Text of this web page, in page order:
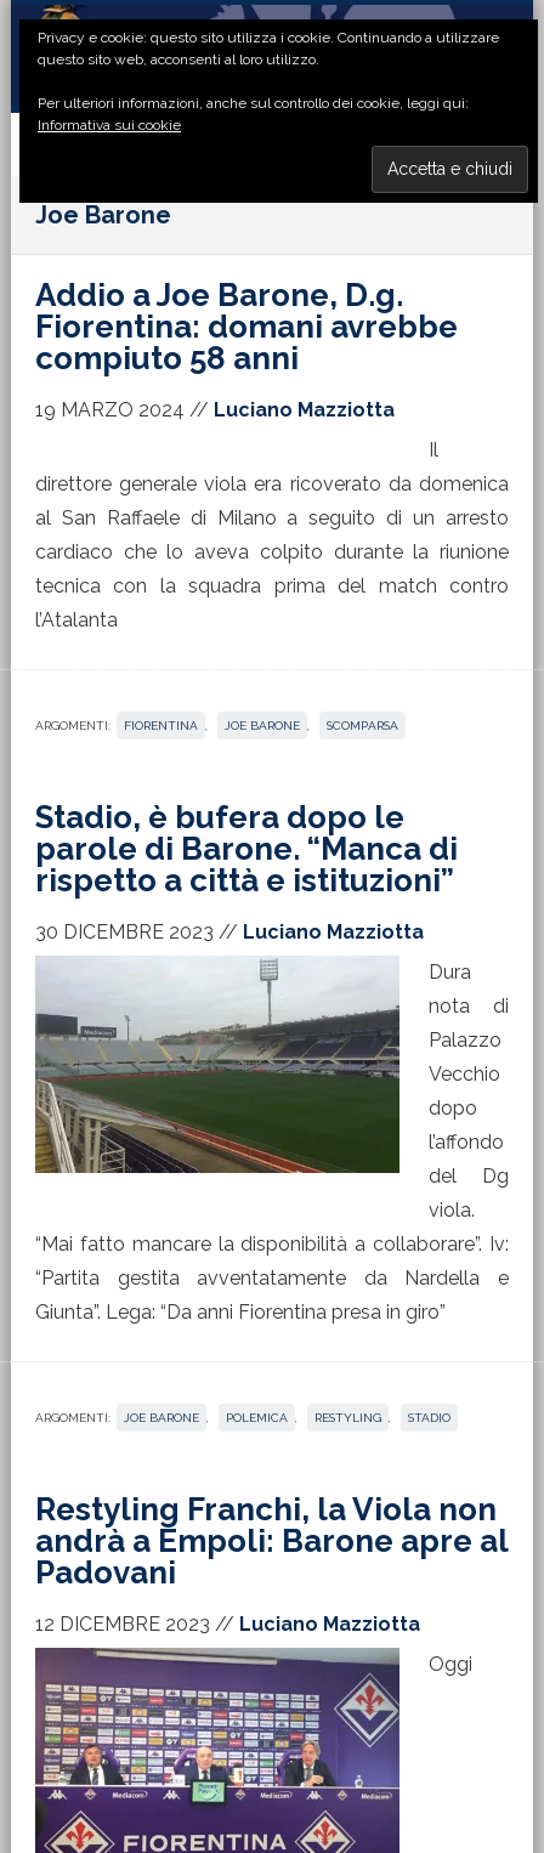
Passa
primaria
Passa
principale
Passa
laterale
Passa
di
Joe Barone
Addio a Joe Barone, D.g.
Fiorentina: domani avrebbe
compiuto 58 anni
19 MARZO 2024 // Luciano Mazziotta
Il
direttore generale viola era ricoverato da domenica
al San Raffaele di Milano a seguito di un arresto
cardiaco che lo aveva colpito durante la riunione
tecnica con la squadra prima del match contro
l’Atalanta
ARGOMENTI: FIORENTINA JOE BARONE SCOMPARSA
Stadio, è bufera dopo le
parole di Barone. “Manca di
rispetto a città e istituzioni”
30 DICEMBRE 2023 // Luciano Mazziotta
Dura
nota di
Palazzo
Vecchio
dopo
l’affondo
del Dg
viola.
“Mai fatto mancare la disponibilità a collaborare”. Iv:
“Partita gestita avventatamente da Nardella e
Giunta”. Lega: “Da anni Fiorentina presa in giro”
ARGOMENTI: JOE BARONE POLEMICA RESTYLING STADIO
Restyling Franchi, la Viola non
andrà a Empoli: Barone apre al
Padovani
12 DICEMBRE 2023 // Luciano Mazziotta
Oggi
Privacy e cookie: questo sito utilizza i cookie. Continuando a utilizzare
questo sito web, acconsenti al loro utilizzo.
Per ulteriori informazioni, anche sul controllo dei cookie, leggi qui:
Informativa sui cookie